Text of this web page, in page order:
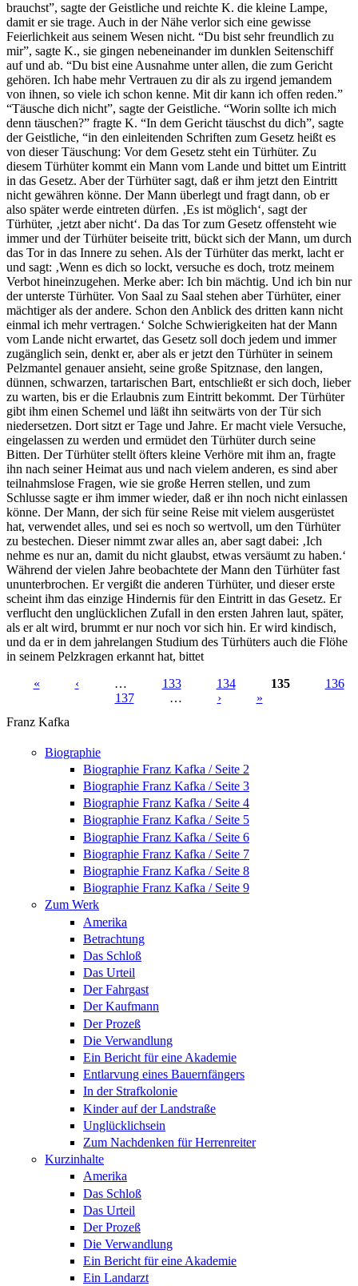
brauchst”, sagte der Geistliche und reichte K. die kleine Lampe,
damit er sie trage. Auch in der Nähe verlor sich eine gewisse
Feierlichkeit aus seinem Wesen nicht. “Du bist sehr freundlich zu
mir”, sagte K., sie gingen nebeneinander im dunklen Seitenschiff
auf und ab. “Du bist eine Ausnahme unter allen, die zum Gericht
gehören. Ich habe mehr Vertrauen zu dir als zu irgend jemandem
von ihnen, so viele ich schon kenne. Mit dir kann ich offen reden.”
“Täusche dich nicht”, sagte der Geistliche. “Worin sollte ich mich
denn täuschen?” fragte K. “In dem Gericht täuschst du dich”, sagte
der Geistliche, “in den einleitenden Schriften zum Gesetz heißt es
von dieser Täuschung: Vor dem Gesetz steht ein Türhüter. Zu
diesem Türhüter kommt ein Mann vom Lande und bittet um Eintritt
in das Gesetz. Aber der Türhüter sagt, daß er ihm jetzt den Eintritt
nicht gewähren könne. Der Mann überlegt und fragt dann, ob er
also später werde eintreten dürfen. ‚Es ist möglich‘, sagt der
Türhüter, ‚jetzt aber nicht‘. Da das Tor zum Gesetz offensteht wie
immer und der Türhüter beiseite tritt, bückt sich der Mann, um durch
das Tor in das Innere zu sehen. Als der Türhüter das merkt, lacht er
und sagt: ‚Wenn es dich so lockt, versuche es doch, trotz meinem
Verbot hineinzugehen. Merke aber: Ich bin mächtig. Und ich bin nur
der unterste Türhüter. Von Saal zu Saal stehen aber Türhüter, einer
mächtiger als der andere. Schon den Anblick des dritten kann nicht
einmal ich mehr vertragen.‘ Solche Schwierigkeiten hat der Mann
vom Lande nicht erwartet, das Gesetz soll doch jedem und immer
zugänglich sein, denkt er, aber als er jetzt den Türhüter in seinem
Pelzmantel genauer ansieht, seine große Spitznase, den langen,
dünnen, schwarzen, tartarischen Bart, entschließt er sich doch, lieber
zu warten, bis er die Erlaubnis zum Eintritt bekommt. Der Türhüter
gibt ihm einen Schemel und läßt ihn seitwärts von der Tür sich
niedersetzen. Dort sitzt er Tage und Jahre. Er macht viele Versuche,
eingelassen zu werden und ermüdet den Türhüter durch seine
Bitten. Der Türhüter stellt öfters kleine Verhöre mit ihm an, fragte
ihn nach seiner Heimat aus und nach vielem anderen, es sind aber
teilnahmslose Fragen, wie sie große Herren stellen, und zum
Schlusse sagte er ihm immer wieder, daß er ihn noch nicht einlassen
könne. Der Mann, der sich für seine Reise mit vielem ausgerüstet
hat, verwendet alles, und sei es noch so wertvoll, um den Türhüter
zu bestechen. Dieser nimmt zwar alles an, aber sagt dabei: ‚Ich
nehme es nur an, damit du nicht glaubst, etwas versäumt zu haben.‘
Während der vielen Jahre beobachtete der Mann den Türhüter fast
ununterbrochen. Er vergißt die anderen Türhüter, und dieser erste
scheint ihm das einzige Hindernis für den Eintritt in das Gesetz. Er
verflucht den unglücklichen Zufall in den ersten Jahren laut, später,
als er alt wird, brummt er nur noch vor sich hin. Er wird kindisch,
und da er in dem jahrelangen Studium des Türhüters auch die Flöhe
in seinem Pelzkragen erkannt hat, bittet
« ‹ … 133 134 135
136
137
… ›
»
Franz Kafka
Biographie
Biographie Franz Kafka / Seite 2
Biographie Franz Kafka / Seite 3
Biographie Franz Kafka / Seite 4
Biographie Franz Kafka / Seite 5
Biographie Franz Kafka / Seite 6
Biographie Franz Kafka / Seite 7
Biographie Franz Kafka / Seite 8
Biographie Franz Kafka / Seite 9
Zum Werk
Amerika
Betrachtung
Das Schloß
Das Urteil
Der Fahrgast
Der Kaufmann
Der Prozeß
Die Verwandlung
Ein Bericht für eine Akademie
Entlarvung eines Bauernfängers
In der Strafkolonie
Kinder auf der Landstraße
Unglücklichsein
Zum Nachdenken für Herrenreiter
Kurzinhalte
Amerika
Das Schloß
Das Urteil
Der Prozeß
Die Verwandlung
Ein Bericht für eine Akademie
Ein Landarzt